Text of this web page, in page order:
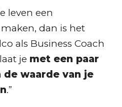
leven een
dan is het
als Business Coach
je met een paar
de waarde van je
.”